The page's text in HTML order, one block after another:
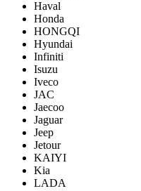
Haval
Honda
HONGQI
Hyundai
Infiniti
Isuzu
Iveco
JAC
Jaecoo
Jaguar
Jeep
Jetour
KAIYI
Kia
LADA